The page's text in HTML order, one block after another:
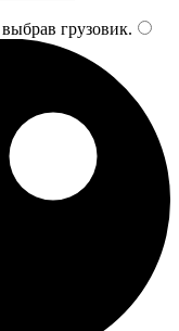
грузовик.